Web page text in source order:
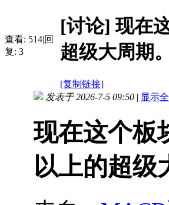
查看: 514|回
复: 3
[讨论]现在
超级大周期。
[复制链接]
发表于 2026-7-5 09:50 | 显示
现在这个板
以上的超级